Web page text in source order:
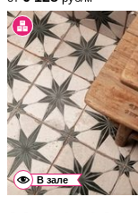
В зале